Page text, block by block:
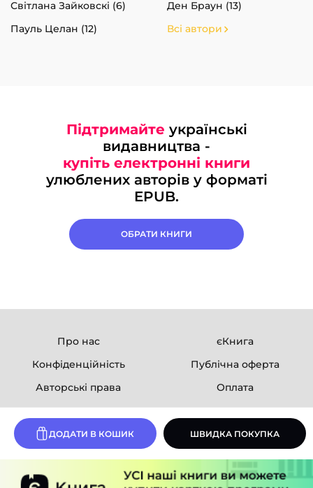
ДОДАТИ В КОШИК ШВИДКА ПОКУПКА
Світлана Зайковскі (6)
Ден Браун (13)
Пауль Целан (12)
Всі автори
Підтримайте українські
видавництва -
купіть електронні книги
улюблених авторів у форматі
EPUB.
ОБРАТИ КНИГИ
Про нас
єКнига
Конфіденційність
Публічна оферта
Авторські права
Оплата
Розробка сайту